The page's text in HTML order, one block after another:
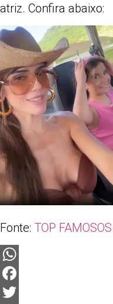
atriz. Confira abaixo:
Fonte: TOP FAMOSOS
WhatsApp
Facebook